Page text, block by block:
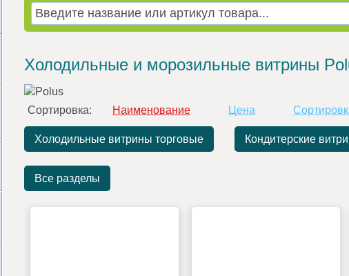
Холодильные и морозильные витрины
Сортировка: Наименование Цена
Холодильные витрины торговые Кондитерские
Все разделы